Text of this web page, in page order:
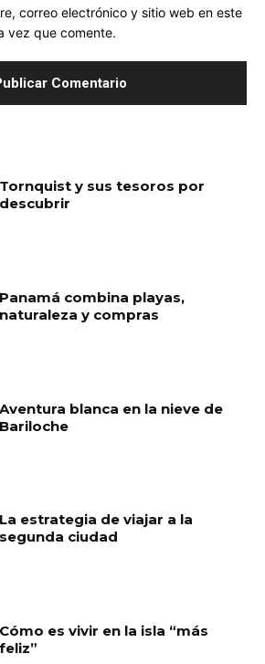
correo electrónico y sitio web en este
vez que comente.
Tornquist y sus tesoros por
descubrir
Panamá combina playas,
naturaleza y compras
Aventura blanca en la nieve de
Bariloche
La estrategia de viajar a la
segunda ciudad
Cómo es vivir en la isla “más
feliz”